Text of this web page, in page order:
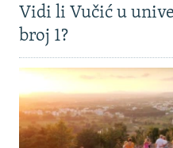
Vidi li Vučić u
broj 1?